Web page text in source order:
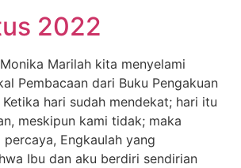
2022
Marilah kita menyelami
Pembacaan dari Buku Pengakuan
hari sudah mendekat; hari itu
meskipun kami tidak; maka
Engkaulah yang
Ibu dan aku berdiri sendirian